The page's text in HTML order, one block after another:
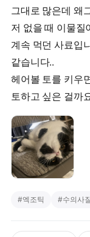
그대로 많은데 왜
저 없을 때 이물질
계속 먹던 사료입
같습니다..
헤어볼 토를 키우
토하고 싶은 걸까
#엑조틱 #수의사